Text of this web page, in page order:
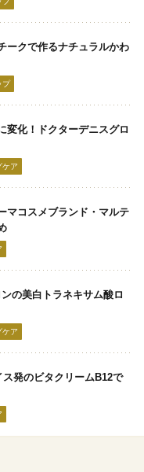
ークで作るナチュラルかわ
プ
変化！ドクターデニスグロ
ケア
マコスメブランド・マルテ
の美白トラネキサム酸ロ
ケア
発のビタクリームB12で